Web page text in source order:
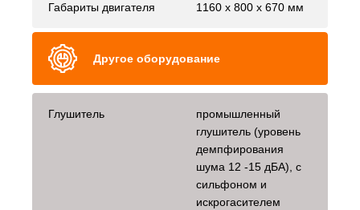
Габариты двигателя 1160 х 800 х 670 мм
Другое оборудование
Глушитель
промышленный
глушитель (уровень
демпфирования
шума 12 -15 дБА), с
сильфоном и
искрогасителем